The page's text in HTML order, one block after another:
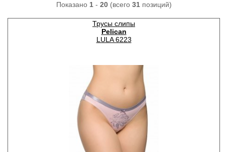
Показано 1- 20(всего 31позиций)
Трусы слипы
Pelican
LULA 6223